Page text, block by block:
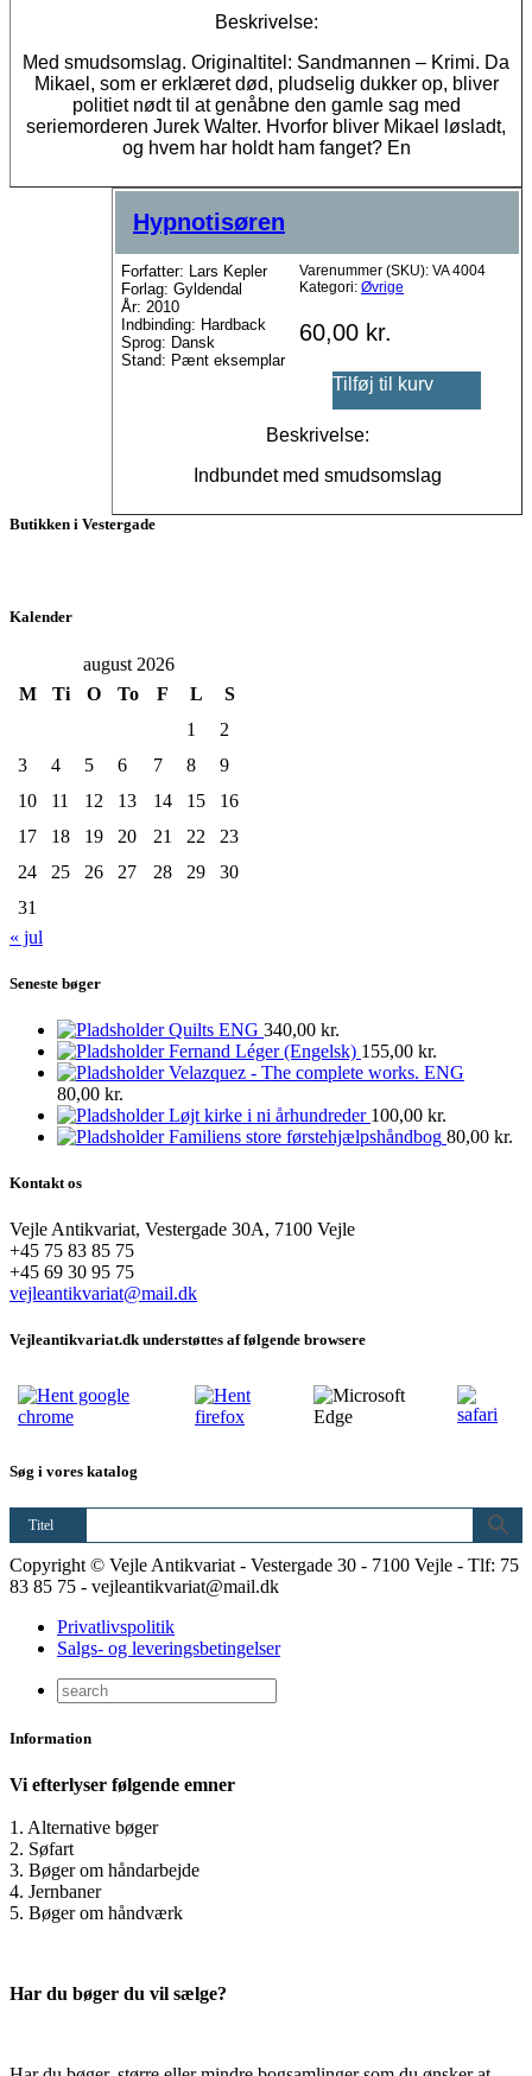
Beskrivelse:
Med smudsomslag. Originaltitel: Sandmannen – Krimi. Da
Mikael, som er erklæret død, pludselig dukker op, bliver
politiet nødt til at genåbne den gamle sag med
seriemorderen Jurek Walter. Hvorfor bliver Mikael løsladt,
og hvem har holdt ham fanget? En
Hypnotisøren
Forfatter: Lars Kepler
Forlag: Gyldendal
År: 2010
Indbinding: Hardback
Sprog: Dansk
Stand: Pænt eksemplar
Varenummer (SKU): VA 4004
Kategori: Øvrige
60,00 kr.
Tilføj til kurv
Beskrivelse:
Indbundet med smudsomslag
Butikken i Vestergade
Kalender
august 2026
M
Ti O To F L
S
1
2
3
4 5 6 7 8
9
10
11 12 13 14 15
16
17
18 19 20 21 22
23
24
25 26 27 28 29
30
31
« jul
Seneste bøger
Quilts ENG 340,00 kr.
Fernand Léger (Engelsk) 155,00 kr.
Velazquez - The complete works. ENG
80,00 kr.
Løjt kirke i ni århundreder 100,00 kr.
Familiens store førstehjælpshåndbog 80,00 kr.
Kontakt os
Vejle Antikvariat, Vestergade 30A, 7100 Vejle
+45 75 83 85 75
+45 69 30 95 75
vejleantikvariat@mail.dk
Vejleantikvariat.dk understøttes af følgende browsere
Søg i vores katalog
Titel
Copyright © Vejle Antikvariat - Vestergade 30 - 7100 Vejle - Tlf: 75
83 85 75 - vejleantikvariat@mail.dk
Privatlivspolitik
Salgs- og leveringsbetingelser
Information
Vi efterlyser følgende emner
1. Alternative bøger
2. Søfart
3. Bøger om håndarbejde
4. Jernbaner
5. Bøger om håndværk
Har du bøger du vil sælge?